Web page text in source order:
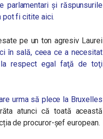
parlamentari și răspunsurile
pot fi citite aici.
pe un ton agresiv Laurei
în sală, ceea ce a necesitat
respect egal faţă de toţi
urma să plece la Bruxelles
atunci că toată această
de procuror-șef european.